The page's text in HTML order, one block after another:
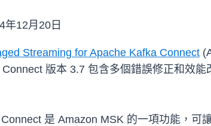
年12月20日
Streaming for Apache Kafka Connect
版本 3.7 包含多個錯誤修正和效
是 Amazon MSK 的一項功能，可